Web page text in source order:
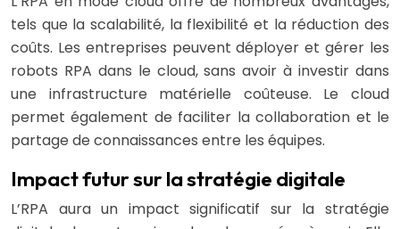
tels que la scalabilité, la flexibilité et la réduction des
coûts. Les entreprises peuvent déployer et gérer les
robots RPA dans le cloud, sans avoir à investir dans
une infrastructure matérielle coûteuse. Le cloud
permet également de faciliter la collaboration et le
partage de connaissances entre les équipes.
Impact futur sur la stratégie digitale
L’RPA aura un impact significatif sur la stratégie